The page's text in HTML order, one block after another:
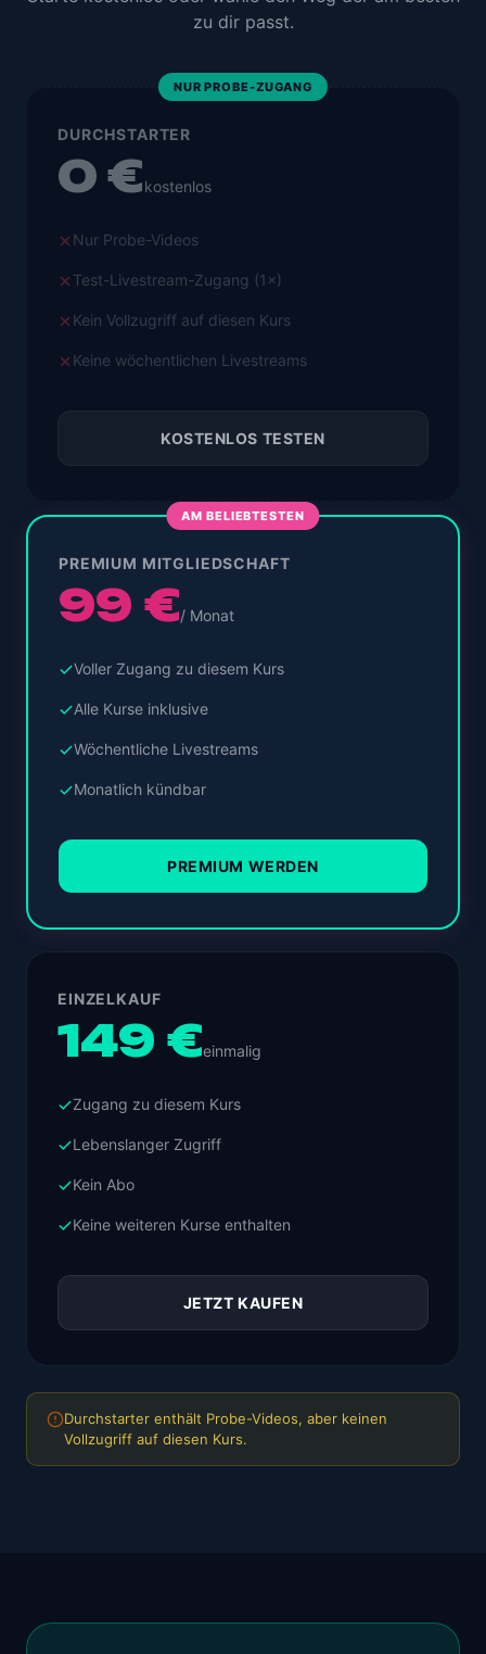
zu dir passt.
NUR PROBE-ZUGANG
DURCHSTARTER
0 €kostenlos
Nur Probe-Videos
Test-Livestream-Zugang (1×)
Kein Vollzugriff auf diesen Kurs
Keine wöchentlichen Livestreams
KOSTENLOS TESTEN
AM BELIEBTESTEN
PREMIUM MITGLIEDSCHAFT
99 €/ Monat
Voller Zugang zu diesem Kurs
Alle Kurse inklusive
Wöchentliche Livestreams
Monatlich kündbar
PREMIUM WERDEN
EINZELKAUF
149 €einmalig
Zugang zu diesem Kurs
Lebenslanger Zugriff
Kein Abo
Keine weiteren Kurse enthalten
JETZT KAUFEN
Durchstarter enthält Probe-Videos, aber keinen
Vollzugriff auf diesen Kurs.